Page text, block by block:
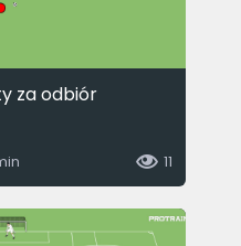
za odbiór
11